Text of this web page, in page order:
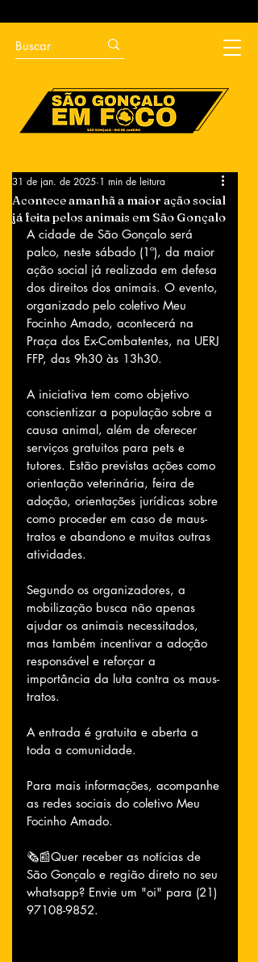
Acontece amanhã a maior ação social
já feita pelos animais em São Gonçalo
31 de jan. de 2025 1 min de leitura
A cidade de São Gonçalo será
palco, neste sábado (1º), da maior
ação social já realizada em defesa
dos direitos dos animais. O evento,
organizado pelo coletivo Meu
Focinho Amado, acontecerá na
Praça dos Ex-Combatentes, na UERJ
FFP, das 9h30 às 13h30.
A iniciativa tem como objetivo
conscientizar a população sobre a
causa animal, além de oferecer
serviços gratuitos para pets e
tutores. Estão previstas ações como
orientação veterinária, feira de
adoção, orientações jurídicas sobre
como proceder em caso de maus-
tratos e abandono e muitas outras
atividades.
Segundo os organizadores, a
mobilização busca não apenas
ajudar os animais necessitados,
mas também incentivar a adoção
responsável e reforçar a
importância da luta contra os maus-
tratos.
A entrada é gratuita e aberta a
toda a comunidade.
Para mais informações, acompanhe
as redes sociais do coletivo Meu
Focinho Amado.
🗞📰Quer receber as notícias de
São Gonçalo e região direto no seu
whatsapp? Envie um "oi" para (21)
97108-9852.